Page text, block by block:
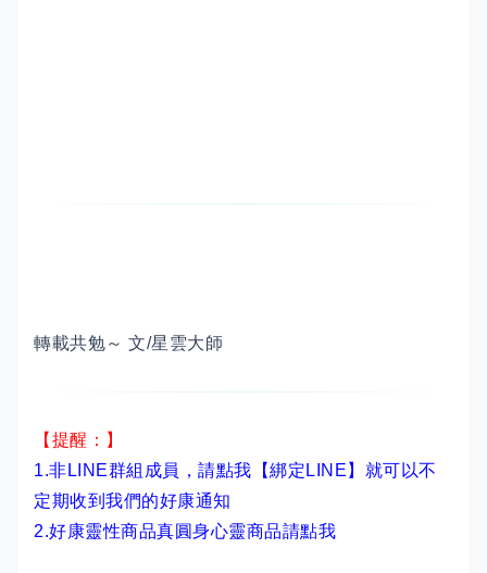
轉載共勉～ 文/星雲大師
【提醒：】
1.非LINE群組成員， 請點我【綁定LINE】 就可以不
定期收到我們的好康通知
2.好康靈性商品真圓身心靈商品請點我